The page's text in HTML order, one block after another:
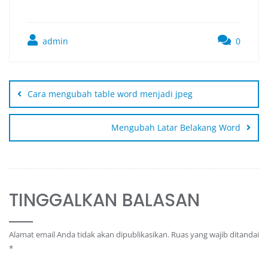
admin 0
Cara mengubah table word menjadi jpeg
Mengubah Latar Belakang Word
TINGGALKAN BALASAN
Alamat email Anda tidak akan dipublikasikan. Ruas yang wajib ditandai
*